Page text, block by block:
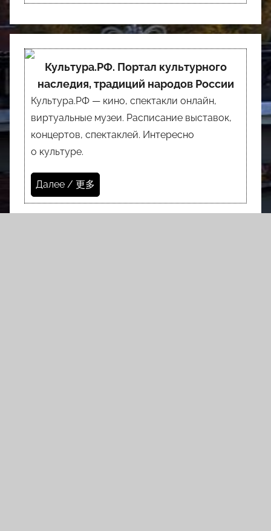
Культура.РФ. Портал культурного
наследия, традиций народов России
Культура.РФ — кино, спектакли онлайн,
виртуальные музеи. Расписание выставок,
концертов, спектаклей. Интересно
о культуре.
Далее / 更多